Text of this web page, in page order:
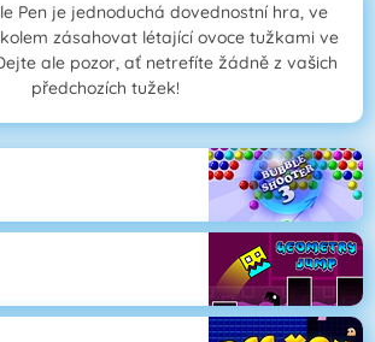
Pen je jednoduchá dovednostní hra, ve
zásahovat létající ovoce tužkami ve
ale pozor, ať netrefíte žádně z vašich
předchozích tužek!